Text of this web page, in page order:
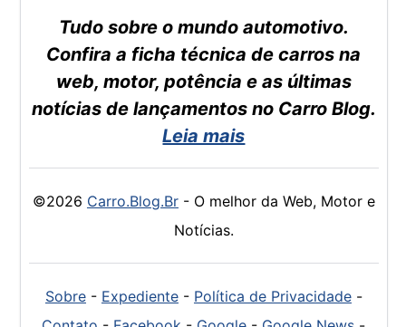
Tudo sobre o mundo automotivo.
Confira a ficha técnica de carros na
web, motor, potência e as últimas
notícias de lançamentos no Carro Blog.
Leia mais
©2026 Carro.Blog.Br- O melhor da Web, Motor e
Notícias.
Sobre- Expediente- Política de Privacidade-